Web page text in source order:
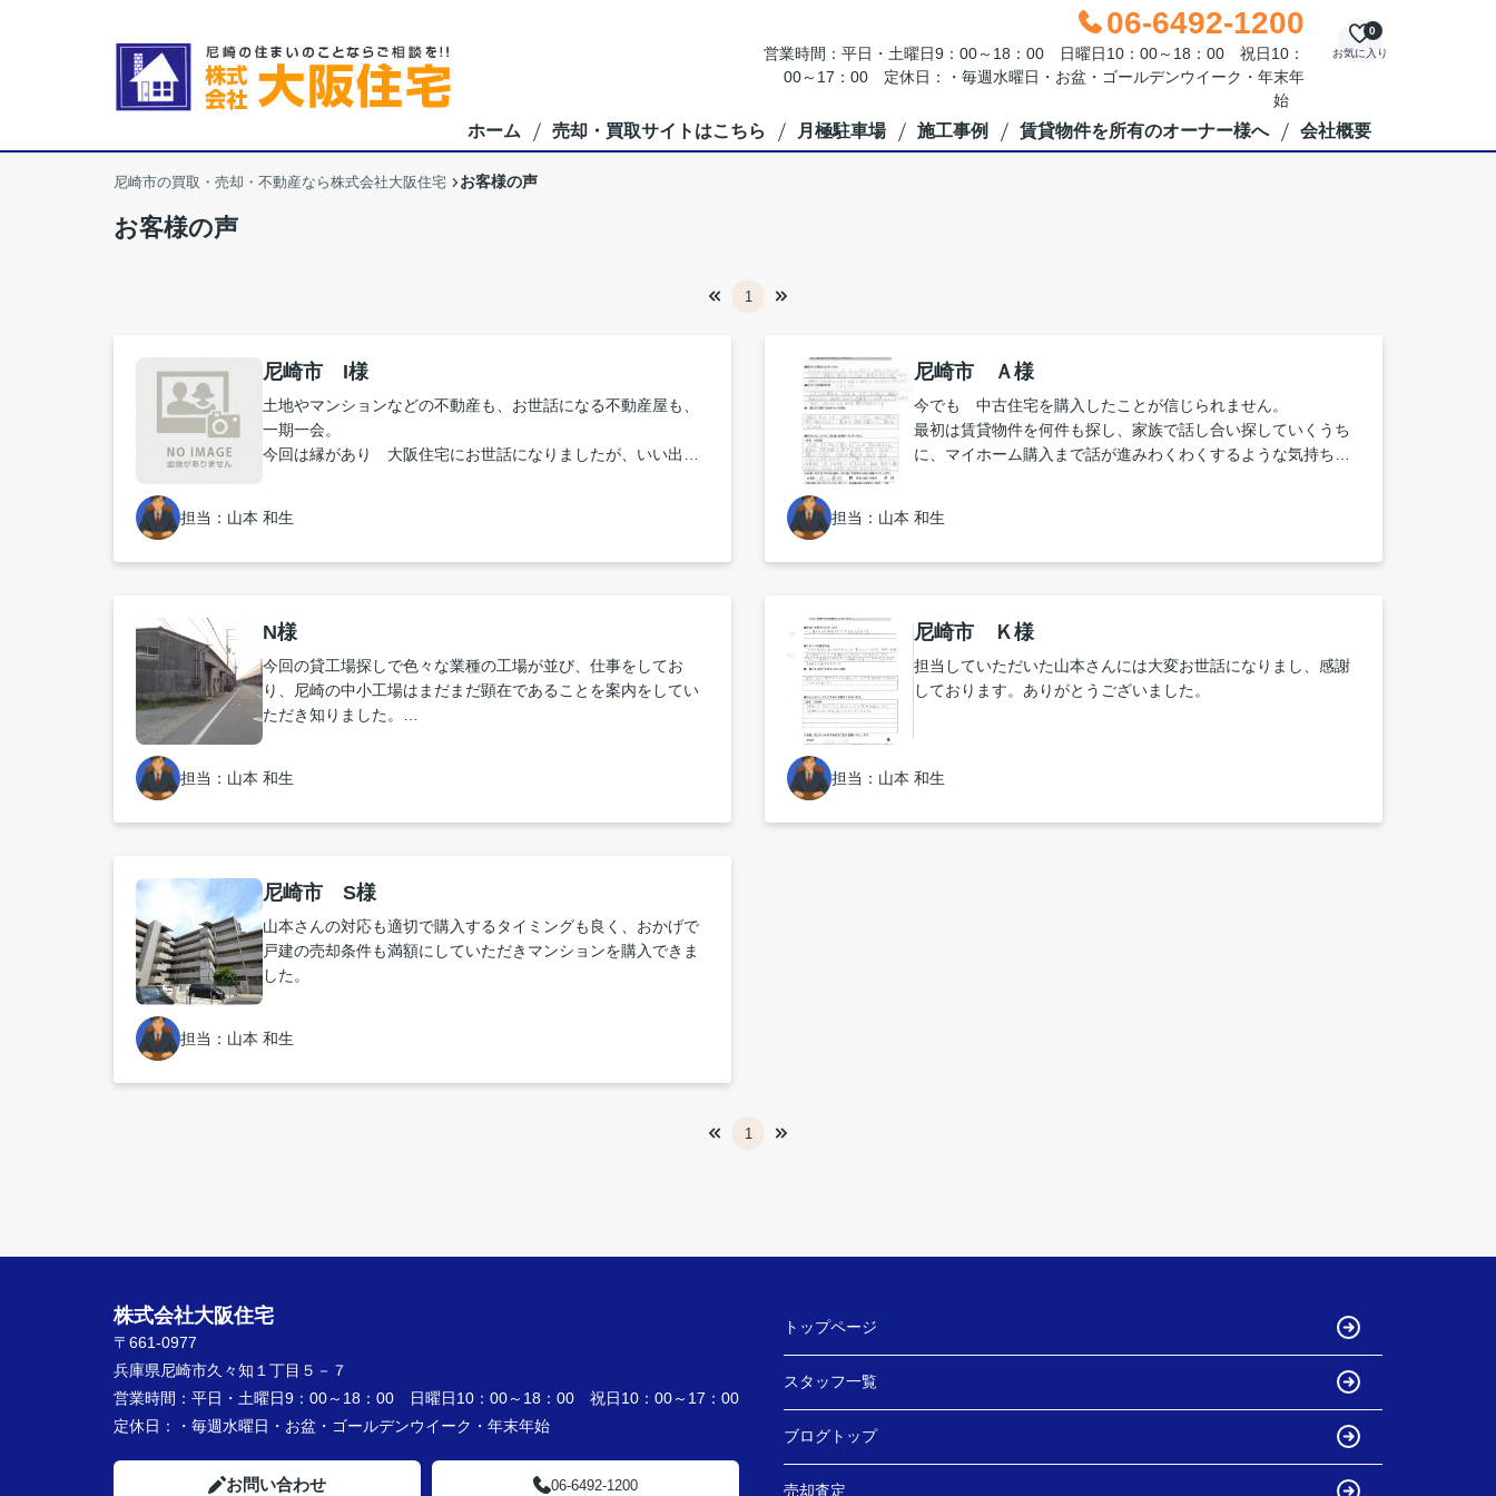
06-6492-1200
営業時間：平日・土曜日9：00～18：00 日曜日10：00～18：00 祝日10：
00～17：00 定休日：・毎週水曜日・お盆・ゴールデンウイーク・年末年
始
お気に入り
0
ホーム 売却・買取サイトはこちら 月極駐車場 施工事例 賃貸物件を所有のオーナー様へ 会社概要
尼崎市の買取・売却・不動産なら株式会社大阪住宅 お客様の声
お客様の声
1
尼崎市 I様
土地やマンションなどの不動産も、お世話になる不動産屋も、
一期一会。
今回は縁があり 大阪住宅にお世話になりましたが、いい出会
紹介していただきました。
担当：山本 和生
尼崎市 Ａ様
今でも 中古住宅を購入したことが信じられません。
最初は賃貸物件を何件も探し、家族で話し合い探していくうち
に、マイホーム購入まで話が進みわくわくするような気持ちと
ました。いろいろとお世話になりましてありがとうございまし
担当：山本 和生
N様
今回の貸工場探しで色々な業種の工場が並び、仕事をしてお
り、尼崎の中小工場はまだまだ顕在であることを案内をしてい
ただき知りました。
担当：山本 和生
尼崎市 Ｋ様
担当していただいた山本さんには大変お世話になりまし、感謝
しております。ありがとうございました。
担当：山本 和生
尼崎市 S様
山本さんの対応も適切で購入するタイミングも良く、おかげで
戸建の売却条件も満額にしていただきマンションを購入できま
した。
担当：山本 和生
1
株式会社大阪住宅
〒661-0977
兵庫県尼崎市久々知１丁目５－７
営業時間： 平日・土曜日9：00～18：00 日曜日10：00～18：00 祝日10：00～17：00
定休日：
・毎週水曜日・お盆・ゴールデンウイーク・年末年始
お問い合わせ 06-6492-1200
トップページ
スタッフ一覧
ブログトップ
売却査定